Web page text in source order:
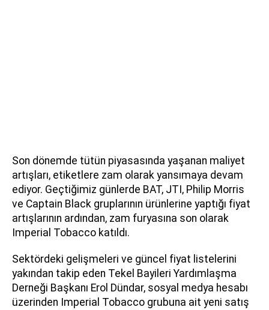
Son dönemde tütün piyasasında yaşanan maliyet
artışları, etiketlere zam olarak yansımaya devam
ediyor. Geçtiğimiz günlerde BAT, JTI, Philip Morris
ve Captain Black gruplarının ürünlerine yaptığı fiyat
artışlarının ardından, zam furyasına son olarak
Imperial Tobacco katıldı.
Sektördeki gelişmeleri ve güncel fiyat listelerini
yakından takip eden Tekel Bayileri Yardımlaşma
Derneği Başkanı Erol Dündar, sosyal medya hesabı
üzerinden Imperial Tobacco grubuna ait yeni satış